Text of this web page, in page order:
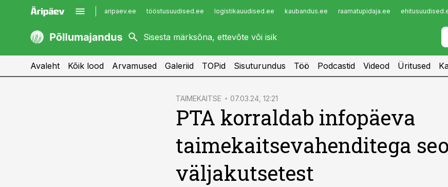
aripaev.ee tööstusuudised.ee logistikauudised.ee kaubandus.ee raamatupidaja.ee
kaubandus.ee
kinnisvarauudised.ee
imelineajalugu.ee
Infopank
Avaleht Kõik lood Arvamused Galeriid TOPid Sisuturundus Töö Podcastid Videod Üritused
TAIMEKAITSE 07.03.24, 12:21
PTA korraldab infopäeva
taimekaitsevahenditega
väljakutsetest